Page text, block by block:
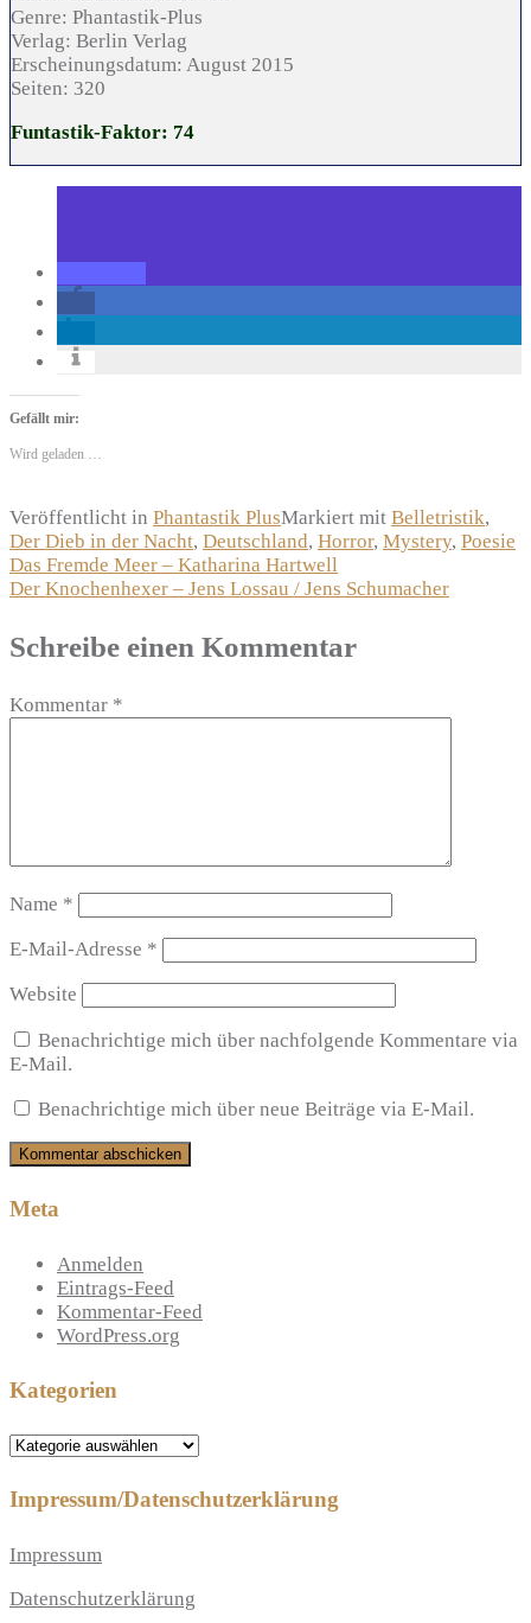
Genre: Phantastik-Plus
Verlag: Berlin Verlag
Erscheinungsdatum: August 2015
Seiten: 320
Funtastik-Faktor: 74
Gefällt mir:
Wird geladen …
Veröffentlicht in Phantastik PlusMarkiert mit Belletristik,
Der Dieb in der Nacht, Deutschland, Horror, Mystery, Poesie
Beitragsnavigation
Das Fremde Meer – Katharina Hartwell
Der Knochenhexer – Jens Lossau / Jens Schumacher
Schreibe einen Kommentar
Kommentar *
Name *
E-Mail-Adresse *
Website
Benachrichtige mich über nachfolgende Kommentare via
E-Mail.
Benachrichtige mich über neue Beiträge via E-Mail.
Meta
Anmelden
Eintrags-Feed
Kommentar-Feed
WordPress.org
Kategorien
Kategorien
Impressum/Datenschutzerklärung
Impressum
Datenschutzerklärung